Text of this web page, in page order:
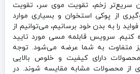
امتیازدهی
مشتری
سریع‌تر زخم، تقویت موی سر، تقویت
از پوکی استخوان و بسیاری موارد
را به بدن خود برسانیم، می‌توانیم از
کنیم. سرویس قابلمه مسی مورد تایید
متفاوت به شما عرضه می‌شود. توجه
دارای کیفیت و خلوص بالایی
از محصولات مشابه مقایسه شوند. در